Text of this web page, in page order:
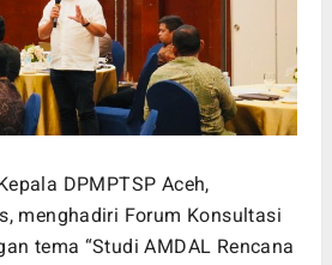
DPMPTSP Aceh,
menghadiri Forum Konsultasi
tema “Studi AMDAL Rencana